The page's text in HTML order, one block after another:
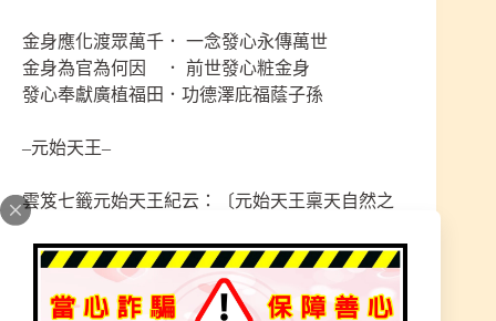
金身應化渡眾萬千． 一念發心永傳萬世
金身為官為何因 ． 前世發心粧金身
發心奉獻廣植福田．功德澤庇福蔭子孫
–元始天王–
雲笈七籤元始天王紀云：〔元始天王稟天自然之
胤，結形未沌之霞，託體虛生之胎，生乎空洞之
際，時玄景未分，天空冥遠，浩漫太虛，積七千餘
劫，天朗氣清，二暉纏絡，玄紫蓋映其首，元氣之
電翼其真，夜生自明，神光燭室，散形靈馥之煙，